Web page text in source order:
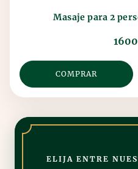
Masaje para 2
COMPRAR
ELIJA ENTRE